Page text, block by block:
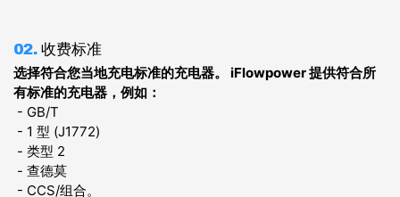
02.收费标准
选择符合您当地充电标准的充电器。 iFlowpower 提供符合所
有标准的充电器，例如：
- GB/T
- 1 型 (J1772)
- 类型 2
- 查德莫
- CCS/组合。